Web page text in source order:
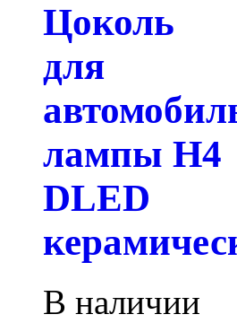
Цоколь
для
лампы H4
DLED
В наличии